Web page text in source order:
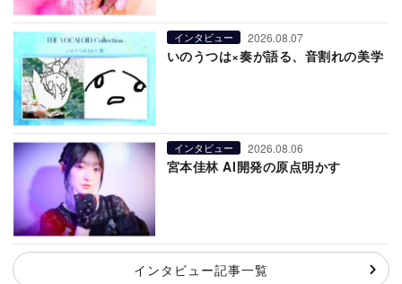
インタビュー 2026.08.07
いのうつは×奏が語る、音割れの美学
インタビュー 2026.08.06
宮本佳林 AI開発の原点明かす
インタビュー記事一覧